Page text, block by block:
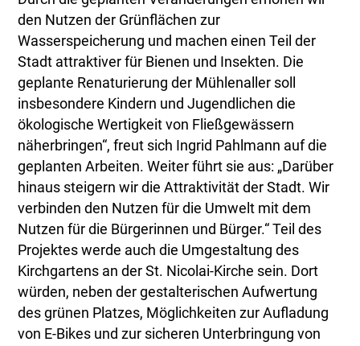
den Nutzen der Grünflächen zur
Wasserspeicherung und machen einen Teil der
Stadt attraktiver für Bienen und Insekten. Die
geplante Renaturierung der Mühlenaller soll
insbesondere Kindern und Jugendlichen die
ökologische Wertigkeit von Fließgewässern
näherbringen“, freut sich Ingrid Pahlmann auf die
geplanten Arbeiten. Weiter führt sie aus: „Darüber
hinaus steigern wir die Attraktivität der Stadt. Wir
verbinden den Nutzen für die Umwelt mit dem
Nutzen für die Bürgerinnen und Bürger.“ Teil des
Projektes werde auch die Umgestaltung des
Kirchgartens an der St. Nicolai-Kirche sein. Dort
würden, neben der gestalterischen Aufwertung
des grünen Platzes, Möglichkeiten zur Aufladung
von E-Bikes und zur sicheren Unterbringung von